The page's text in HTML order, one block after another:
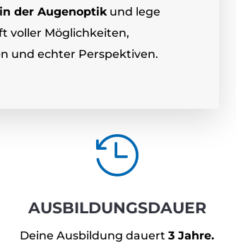
der Augenoptikund lege
voller Möglichkeiten,
und echter Perspektiven.

AUSBILDUNGSDAUER
Deine Ausbildung dauert3 Jahre.